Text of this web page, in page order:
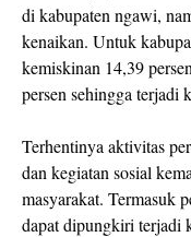
di kabupaten ngawi,
kenaikan. Untuk
kemiskinan 14,39
persen sehingga terjadi
Terhentinya aktivitas
dan kegiatan sosial
masyarakat. Termasuk
dapat dipungkiri terjadi